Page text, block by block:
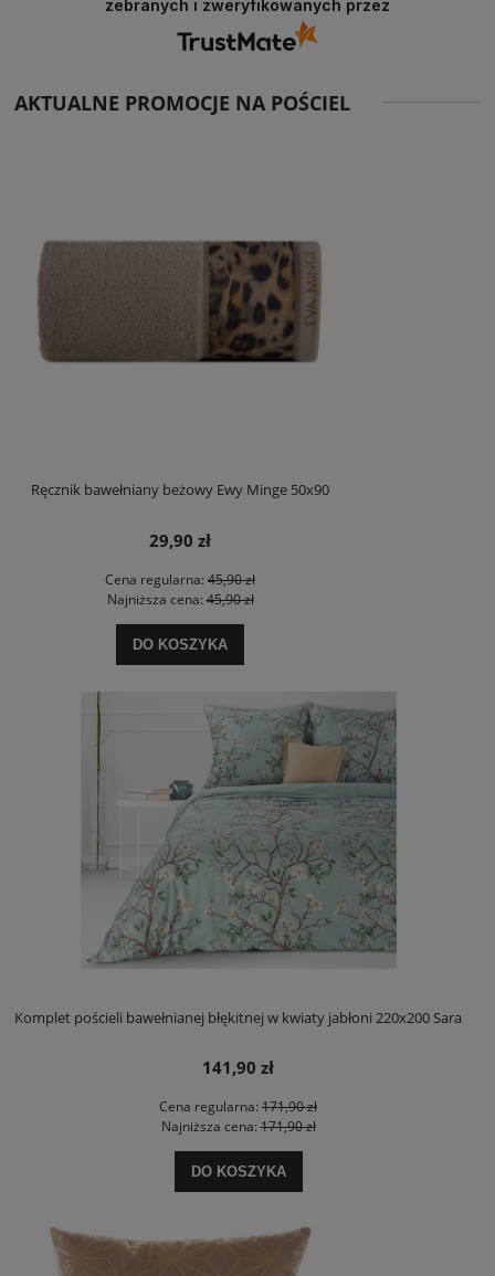
zebranych i zweryfikowanych przez
AKTUALNE PROMOCJE NA POŚCIEL
Ręcznik bawełniany beżowy Ewy Minge 50x90
29,90 zł
Cena regularna: 45,90 zł
Najniższa cena:45,90 zł
DO KOSZYKA
Komplet pościeli bawełnianej błękitnej w kwiaty jabłoni 220x200 Sara
141,90 zł
Cena regularna: 171,90 zł
Najniższa cena:171,90 zł
DO KOSZYKA